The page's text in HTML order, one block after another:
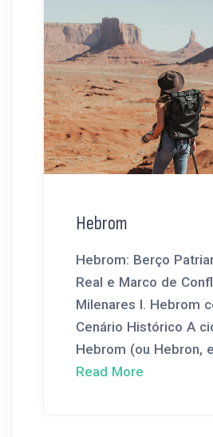
Hebrom
Hebrom: Berço
Real e Marco de
Milenares I. Hebrom
Cenário Histórico A
Hebrom (ou Hebron,
Read More